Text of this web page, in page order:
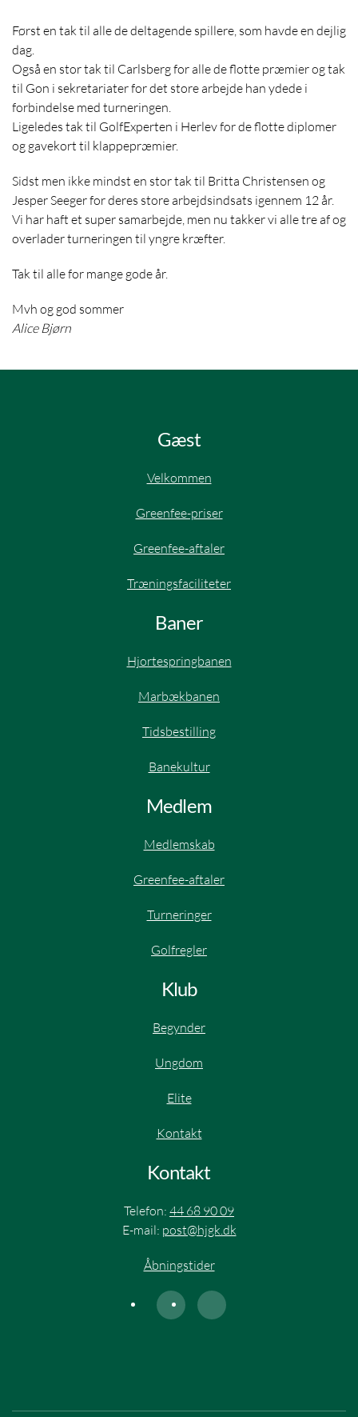
Først en tak til alle de deltagende spillere, som havde en dejlig
dag.
Også en stor tak til Carlsberg for alle de flotte præmier og tak
til Gon i sekretariater for det store arbejde han ydede i
forbindelse med turneringen.
Ligeledes tak til GolfExperten i Herlev for de flotte diplomer
og gavekort til klappepræmier.
Sidst men ikke mindst en stor tak til Britta Christensen og
Jesper Seeger for deres store arbejdsindsats igennem 12 år.
Vi har haft et super samarbejde, men nu takker vi alle tre af og
overlader turneringen til yngre kræfter.
Tak til alle for mange gode år.
Mvh og god sommer
Alice Bjørn
Gæst
Velkommen
Greenfee-priser
Greenfee-aftaler​
Træningsfaciliteter
Baner
Hjortespringbanen​
Marbækbanen
Tidsbestilling
Banekultur
Medlem
Medlemskab
Greenfee-aftaler
Turneringer
Golfregler
Klub
Begynder
Ungdom
Elite​
Kontakt
Kontakt
Telefon: 44 68 90 09
E-mail: post@hjgk.dk
Åbningstider